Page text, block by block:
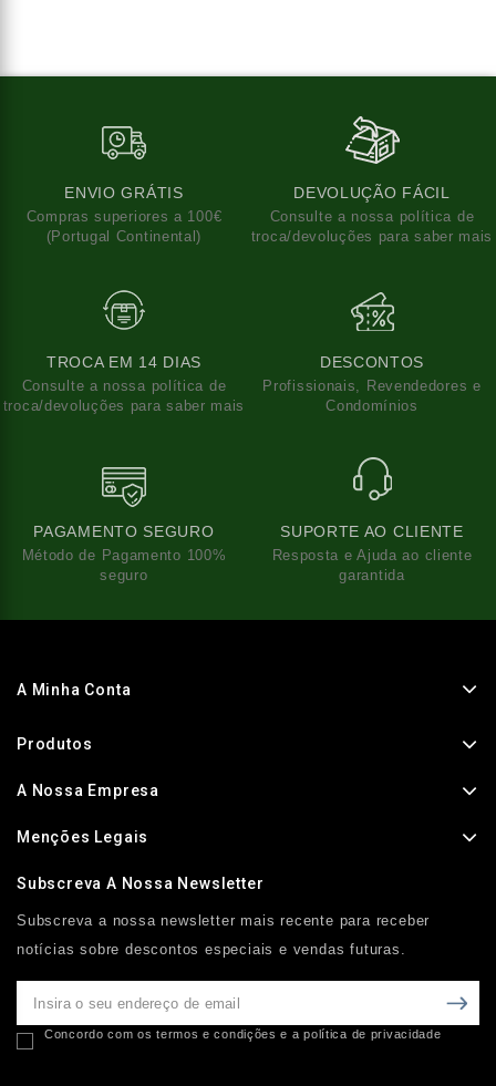
ENVIO GRÁTIS
Compras superiores a 100€
(Portugal Continental)
DEVOLUÇÃO FÁCIL
Consulte a nossa política de
troca/devoluções para saber mais
TROCA EM 14 DIAS
Consulte a nossa política de
troca/devoluções para saber mais
DESCONTOS
Profissionais, Revendedores e
Condomínios
PAGAMENTO SEGURO
Método de Pagamento 100%
seguro
SUPORTE AO CLIENTE
Resposta e Ajuda ao cliente
garantida
A Minha Conta
Produtos
A Nossa Empresa
Menções Legais
Subscreva A Nossa Newsletter
Subscreva a nossa newsletter mais recente para receber
notícias sobre descontos especiais e vendas futuras.
Concordo com os termos e condições e a política de privacidade